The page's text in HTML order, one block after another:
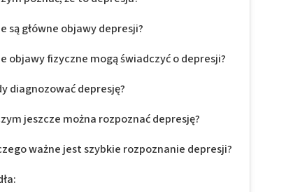
są główne objawy depresji?
objawy fizyczne mogą świadczyć o depresji?
diagnozować depresję?
jeszcze można rozpoznać depresję?
ważne jest szybkie rozpoznanie depresji?